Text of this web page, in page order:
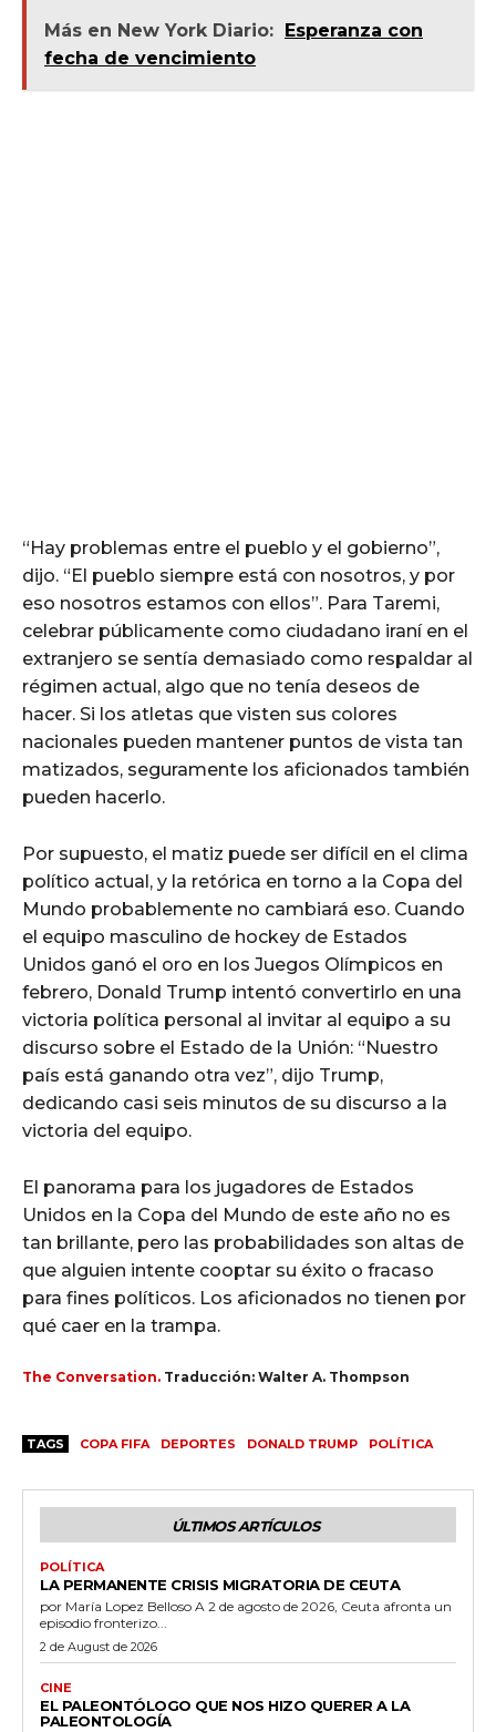
Más en New York Diario: Esperanza con
fecha de vencimiento
“Hay problemas entre el pueblo y el gobierno”,
dijo. “El pueblo siempre está con nosotros, y por
eso nosotros estamos con ellos”. Para Taremi,
celebrar públicamente como ciudadano iraní en el
extranjero se sentía demasiado como respaldar al
régimen actual, algo que no tenía deseos de
hacer. Si los atletas que visten sus colores
nacionales pueden mantener puntos de vista tan
matizados, seguramente los aficionados también
pueden hacerlo.
Por supuesto, el matiz puede ser difícil en el clima
político actual, y la retórica en torno a la Copa del
Mundo probablemente no cambiará eso. Cuando
el equipo masculino de hockey de Estados
Unidos ganó el oro en los Juegos Olímpicos en
febrero, Donald Trump intentó convertirlo en una
victoria política personal al invitar al equipo a su
discurso sobre el Estado de la Unión: “Nuestro
país está ganando otra vez”, dijo Trump,
dedicando casi seis minutos de su discurso a la
victoria del equipo.
El panorama para los jugadores de Estados
Unidos en la Copa del Mundo de este año no es
tan brillante, pero las probabilidades son altas de
que alguien intente cooptar su éxito o fracaso
para fines políticos. Los aficionados no tienen por
qué caer en la trampa.
The Conversation. Traducción: Walter A. Thompson
TAGS COPA FIFA DEPORTES DONALD TRUMP POLÍTICA
ÚLTIMOS ARTÍCULOS
POLÍTICA
LA PERMANENTE CRISIS MIGRATORIA DE CEUTA
por María Lopez Belloso A 2 de agosto de 2026, Ceuta afronta un
episodio fronterizo...
2 de August de 2026
CINE
EL PALEONTÓLOGO QUE NOS HIZO QUERER A LA
PALEONTOLOGÍA